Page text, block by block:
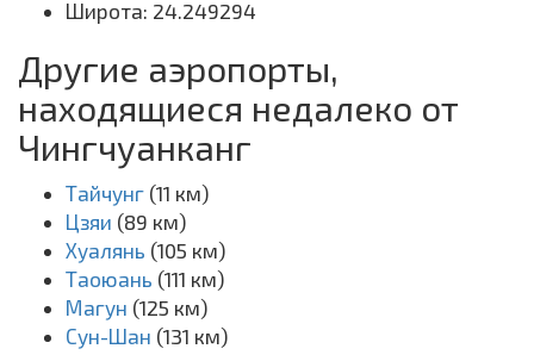
Широта: 24.249294
Другие аэропорты,
находящиеся недалеко от
Чингчуанканг
Тайчунг (11 км)
Цзяи (89 км)
Хуалянь (105 км)
Таоюань (111 км)
Магун (125 км)
Сун-Шан (131 км)